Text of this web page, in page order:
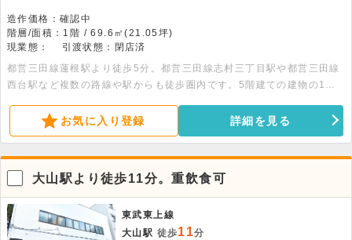
造作価格：確認中
階層/面積：1階 / 69.6㎡(21.05坪)
現業態：
引渡状態：閉店済
都営三田線蓮根駅より徒歩5分。都営三田線志村三丁目駅や都営三田線
西台駅など複数の路線や駅からも徒歩圏内です。5階建ての建物の1階
ースペース・倉庫契約可能です。
お気に入り登録 詳細を見る
大山駅より徒歩11分。重飲食可
東武東上線
大山駅 徒歩11分